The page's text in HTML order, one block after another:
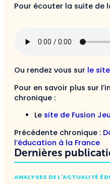
Pour écouter la suite de
Ou rendez vous sur le
Pour en savoir plus sur
chronique :
Le site de Fusion
Précédente chronique :
l’éducation à la France
Dernières
ANALYSES DE L'ACTUALITÉ